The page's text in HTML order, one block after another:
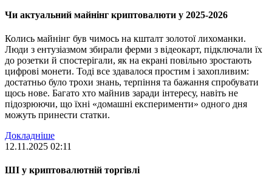
Чи актуальний майнінг криптовалюти у 2025-2026
Колись майнінг був чимось на кшталт золотої лихоманки.
Люди з ентузіазмом збирали ферми з відеокарт, підключали їх
до розетки й спостерігали, як на екрані повільно зростають
цифрові монети. Тоді все здавалося простим і захопливим:
достатньо було трохи знань, терпіння та бажання спробувати
щось нове. Багато хто майнив заради інтересу, навіть не
підозрюючи, що їхні «домашні експерименти» одного дня
можуть принести статки.
Докладніше
12.11.2025 02:11
ШІ у криптовалютній торгівлі